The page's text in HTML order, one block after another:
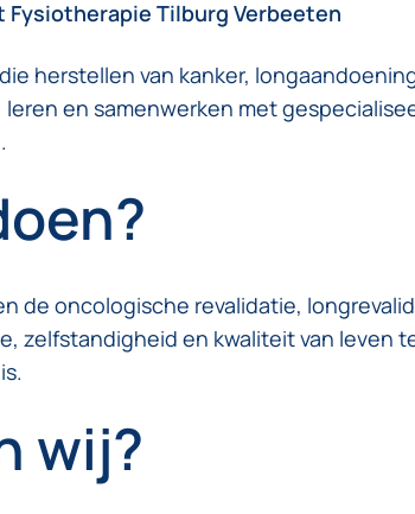
Tilburg Verbeeten
herstellen van kanker,
en samenwerken met
de oncologische revalidatie,
zelfstandigheid en kwaliteit van leven
wij?